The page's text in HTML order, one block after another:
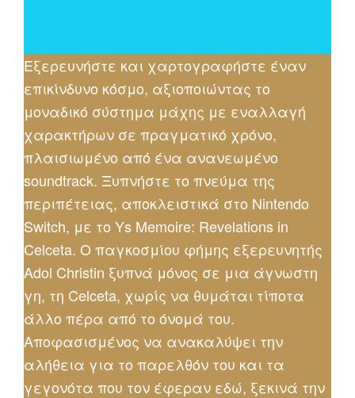
Εξερευνήστε και χαρτογραφήστε έναν
επικίνδυνο κόσμο, αξιοποιώντας το
μοναδικό σύστημα μάχης με εναλλαγή
χαρακτήρων σε πραγματικό χρόνο,
πλαισιωμένο από ένα ανανεωμένο
soundtrack. Ξυπνήστε το πνεύμα της
περιπέτειας, αποκλειστικά στο Nintendo
Switch, με το Ys Memoire: Revelations in
Celceta. Ο παγκοσμίου φήμης εξερευνητής
Adol Christin ξυπνά μόνος σε μια άγνωστη
γη, τη Celceta, χωρίς να θυμάται τίποτα
άλλο πέρα από το όνομά του.
Αποφασισμένος να ανακαλύψει την
αλήθεια για το παρελθόν του και τα
γεγονότα που τον έφεραν εδώ, ξεκινά την